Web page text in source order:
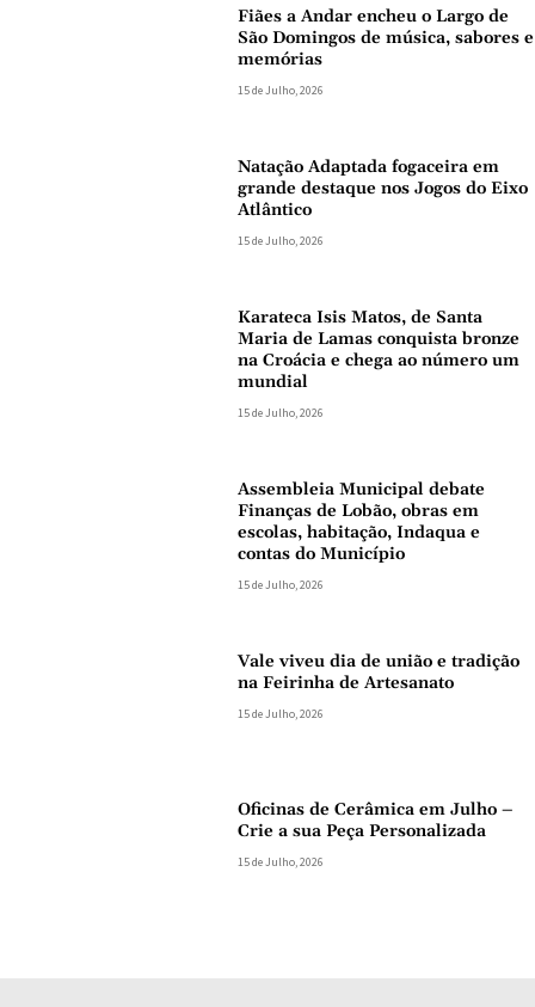
Fiães a Andar encheu o Largo de
São Domingos de música, sabores e
memórias
15 de Julho, 2026
Natação Adaptada fogaceira em
grande destaque nos Jogos do Eixo
Atlântico
15 de Julho, 2026
Karateca Isis Matos, de Santa
Maria de Lamas conquista bronze
na Croácia e chega ao número um
mundial
15 de Julho, 2026
Assembleia Municipal debate
Finanças de Lobão, obras em
escolas, habitação, Indaqua e
contas do Município
15 de Julho, 2026
Vale viveu dia de união e tradição
na Feirinha de Artesanato
15 de Julho, 2026
Oficinas de Cerâmica em Julho –
Crie a sua Peça Personalizada
15 de Julho, 2026